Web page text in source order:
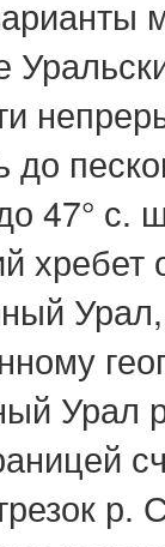
до
47° с.
Урал
р.